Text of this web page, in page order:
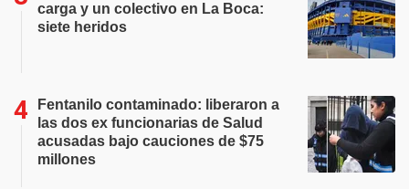
carga y un colectivo en La Boca:
siete heridos
Fentanilo contaminado: liberaron a
las dos ex funcionarias de Salud
acusadas bajo cauciones de $75
millones